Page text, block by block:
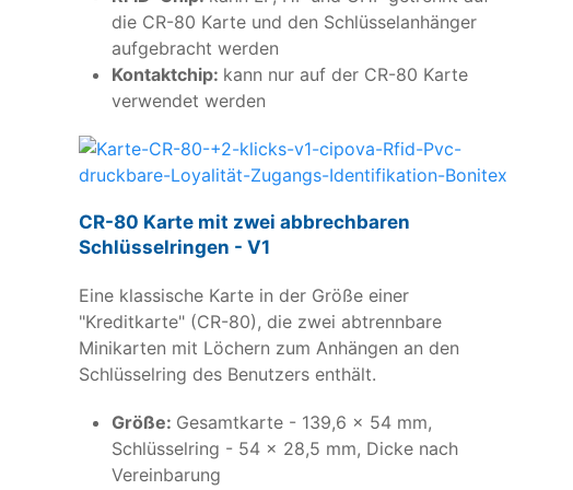
die CR-80 Karte und den Schlüsselanhänger
aufgebracht werden
Kontaktchip: kann nur auf der CR-80 Karte
verwendet werden
CR-80 Karte mit zwei abbrechbaren
Schlüsselringen - V1
Eine klassische Karte in der Größe einer
"Kreditkarte" (CR-80), die zwei abtrennbare
Minikarten mit Löchern zum Anhängen an den
Schlüsselring des Benutzers enthält.
Größe: Gesamtkarte - 139,6 x 54 mm,
Schlüsselring - 54 x 28,5 mm, Dicke nach
Vereinbarung